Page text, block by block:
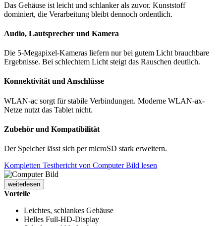
Das Gehäuse ist leicht und schlanker als zuvor. Kunststoff
dominiert, die Verarbeitung bleibt dennoch ordentlich.
Audio, Lautsprecher und Kamera
Die 5-Megapixel-Kameras liefern nur bei gutem Licht brauchbare
Ergebnisse. Bei schlechtem Licht steigt das Rauschen deutlich.
Konnektivität und Anschlüsse
WLAN-ac sorgt für stabile Verbindungen. Moderne WLAN-ax-
Netze nutzt das Tablet nicht.
Zubehör und Kompatibilität
Der Speicher lässt sich per microSD stark erweitern.
Kompletten Testbericht von Computer Bild lesen
weiterlesen
Vorteile
Leichtes, schlankes Gehäuse
Helles Full-HD-Display